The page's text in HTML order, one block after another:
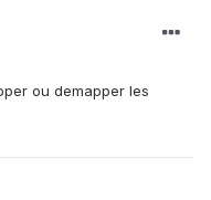
ou demapper les